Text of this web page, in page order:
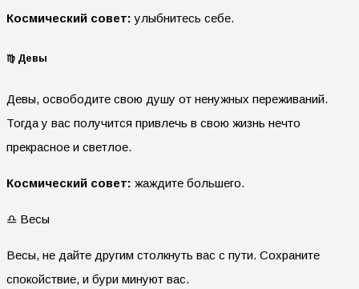
Космический совет: улыбнитесь себе.
♍ Девы
Девы, освободите свою душу от ненужных переживаний.
Тогда у вас получится привлечь в свою жизнь нечто
прекрасное и светлое.
Космический совет: жаждите большего.
♎ Весы
Весы, не дайте другим столкнуть вас с пути. Сохраните
спокойствие, и бури минуют вас.